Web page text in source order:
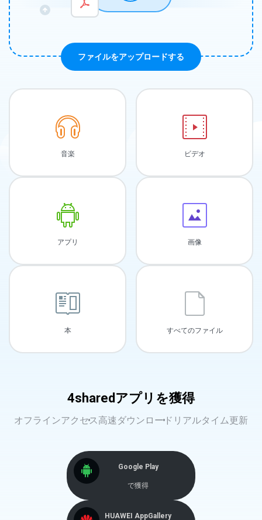
ファイルをアップロードする
音楽 ビデオ
アプリ 画像
本 すべてのファイル
4sharedアプリを獲得
オフラインアクセス高速ダウンロード リアルタイム更新
Google Play
で獲得
HUAWEI AppGallery